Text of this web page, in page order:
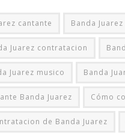
cantante Banda
Juarez contratacion
Juarez musico Banda
Banda Juarez Cómo
de Banda Juarez